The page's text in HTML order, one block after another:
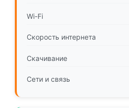
Wi-Fi
Скорость интернета
Скачивание
Сети и связь